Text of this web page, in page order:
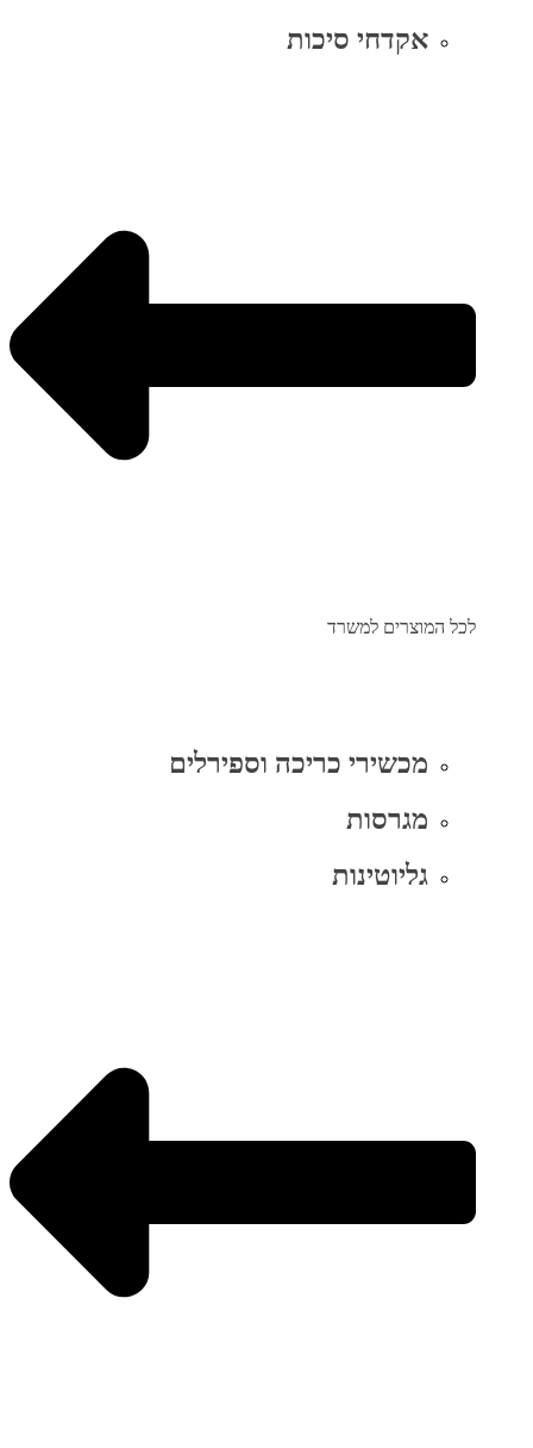
אקדחי סיכות
לכל המוצרים למשרד
מכשירי כריכה וספירלים
מגרסות
גליוטינות